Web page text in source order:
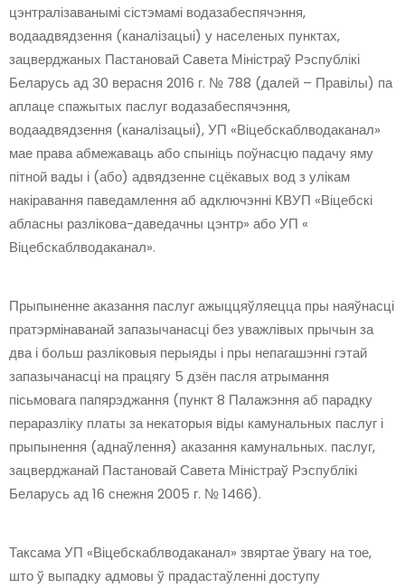
цэнтралізаванымі сістэмамі водазабеспячэння,
водаадвядзення (каналізацыі) у населеных пунктах,
зацверджаных Пастановай Савета Міністраў Рэспублікі
Беларусь ад 30 верасня 2016 г. № 788 (далей – Правілы) па
аплаце спажытых паслуг водазабеспячэння,
водаадвядзення (каналізацыі), УП «Віцебскаблводаканал»
мае права абмежаваць або спыніць поўнасцю падачу яму
пітной вады і (або) адвядзенне сцёкавых вод з улікам
накіравання паведамлення аб адключэнні КВУП «Віцебскі
абласны разлікова-даведачны цэнтр» або УП «
Віцебскаблводаканал».
Прыпыненне аказання паслуг ажыццяўляецца пры наяўнасці
пратэрмінаванай запазычанасці без уважлівых прычын за
два і больш разліковыя перыяды і пры непагашэнні гэтай
запазычанасці на працягу 5 дзён пасля атрымання
пісьмовага папярэджання (пункт 8 Палажэння аб парадку
пераразліку платы за некаторыя віды камунальных паслуг і
прыпынення (аднаўлення) аказання камунальных. паслуг,
зацверджанай Пастановай Савета Міністраў Рэспублікі
Беларусь ад 16 снежня 2005 г. № 1466).
Таксама УП «Віцебскаблводаканал» звяртае ўвагу на тое,
што ў выпадку адмовы ў прадастаўленні доступу